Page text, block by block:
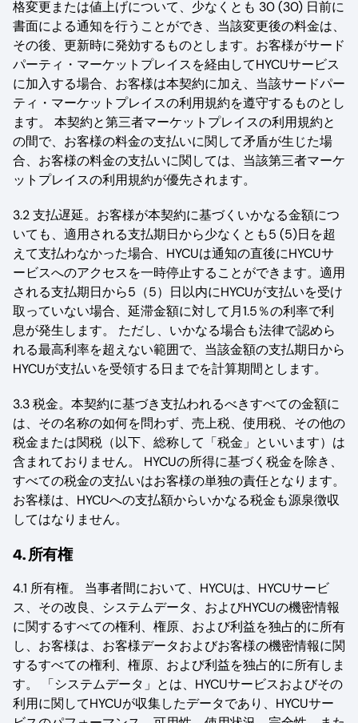
格変更または値上げについて、少なくとも 30 (30) 日前に
書面による通知を行うことができ、当該変更後の料金は、
その後、更新時に発効するものとします。お客様がサード
パーティ・マーケットプレイスを経由してHYCUサービス
に加入する場合、お客様は本契約に加え、当該サードパー
ティ・マーケットプレイスの利用規約を遵守するものとし
ます。 本契約と第三者マーケットプレイスの利用規約と
の間で、お客様の料金の支払いに関して矛盾が生じた場
合、お客様の料金の支払いに関しては、当該第三者マーケ
ットプレイスの利用規約が優先されます。
3.2 支払遅延。お客様が本契約に基づくいかなる金額につ
いても、適用される支払期日から少なくとも5 (5)日を超
えて支払わなかった場合、HYCUは通知の直後にHYCUサ
ービスへのアクセスを一時停止することができます。適用
される支払期日から5（5）日以内にHYCUが支払いを受け
取っていない場合、延滞金額に対して月1.5％の利率で利
息が発生します。 ただし、いかなる場合も法律で認めら
れる最高利率を超えない範囲で、当該金額の支払期日から
HYCUが支払いを受領する日までを計算期間とします。
3.3 税金。本契約に基づき支払われるべきすべての金額に
は、その名称の如何を問わず、売上税、使用税、その他の
税金または関税（以下、総称して「税金」といいます）は
含まれておりません。 HYCUの所得に基づく税金を除き、
すべての税金の支払いはお客様の単独の責任となります。
お客様は、HYCUへの支払額からいかなる税金も源泉徴収
してはなりません。
4. 所有権
4.1 所有権。 当事者間において、HYCUは、HYCUサービ
ス、その改良、システムデータ、およびHYCUの機密情報
に関するすべての権利、権原、および利益を独占的に所有
し、お客様は、お客様データおよびお客様の機密情報に関
するすべての権利、権原、および利益を独占的に所有しま
す。 「システムデータ」とは、HYCUサービスおよびその
利用に関してHYCUが収集したデータであり、HYCUサー